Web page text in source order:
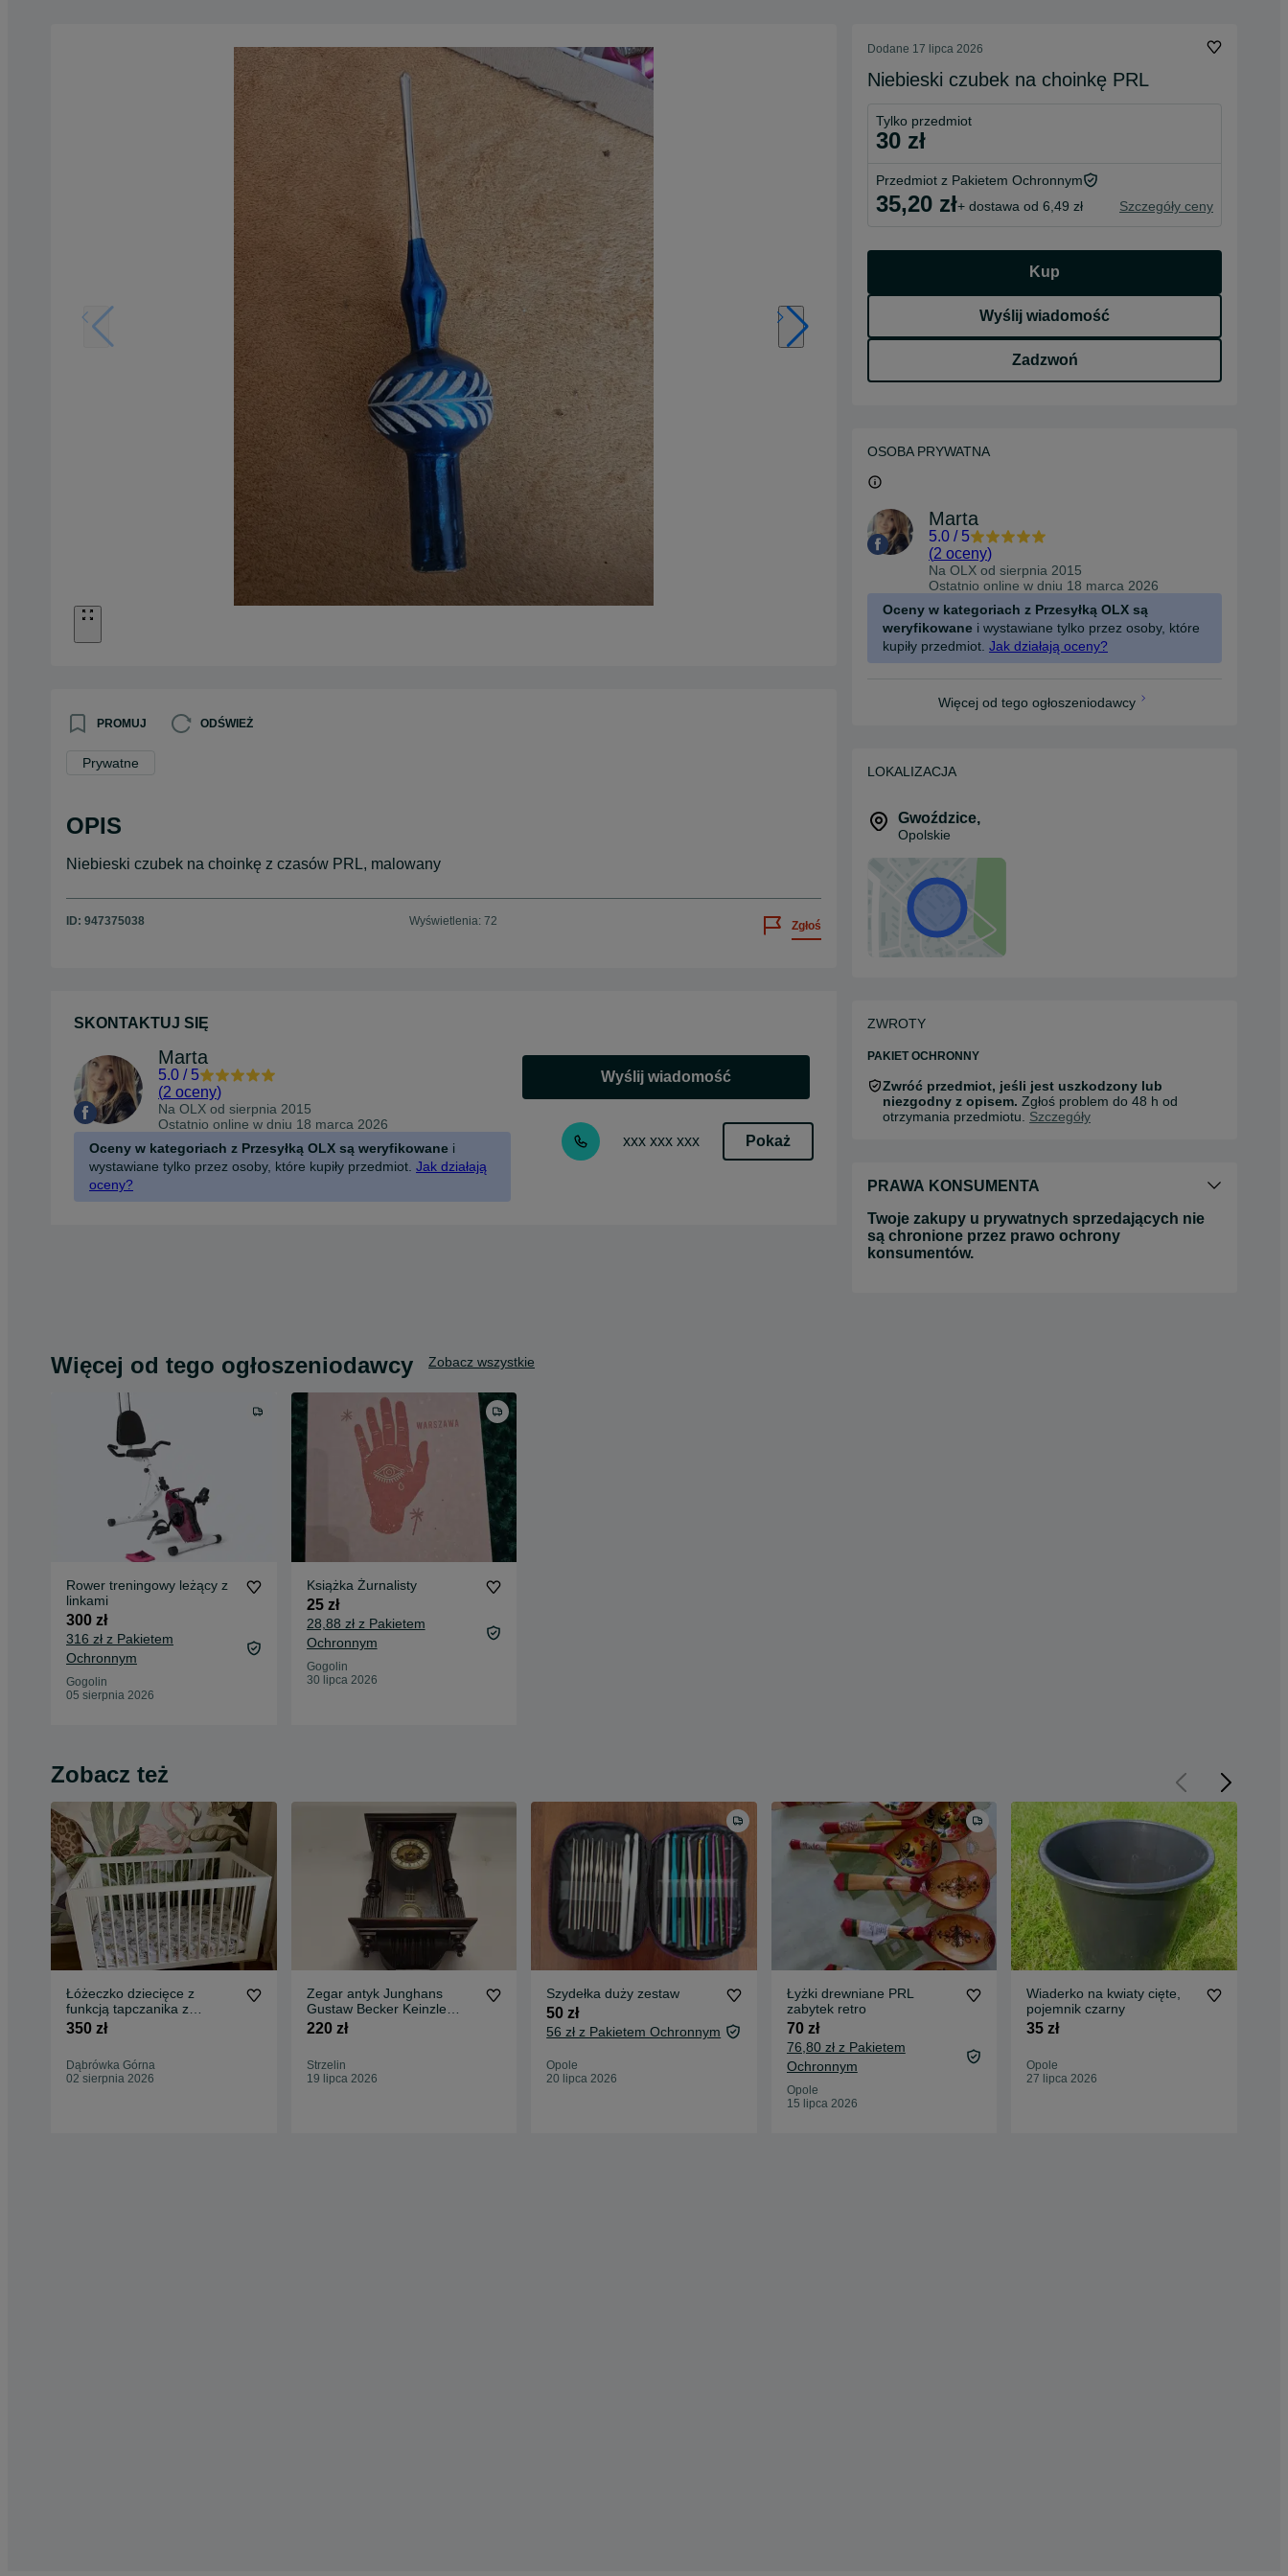
PROMUJ ODŚWIEŻ
Prywatne
OPIS
Niebieski czubek na choinkę z czasów PRL, malowany
ID: 947375038 Wyświetlenia: 72 Zgłoś
SKONTAKTUJ SIĘ
Marta
5.0 / 5
(2 oceny)
Na OLX od sierpnia 2015
Ostatnio online w dniu 18 marca 2026
Oceny w kategoriach z Przesyłką OLX są weryfikowane i
wystawiane tylko przez osoby, które kupiły przedmiot. Jak działają
oceny?
Wyślij wiadomość
xxx xxx xxx Pokaż
Dodane 17 lipca 2026
Niebieski czubek na choinkę PRL
Tylko przedmiot
30 zł
Przedmiot z Pakietem Ochronnym
35,20 zł+ dostawa od 6,49 zł Szczegóły ceny
Kup
Wyślij wiadomość
Zadzwoń
OSOBA PRYWATNA
Marta
5.0 / 5
(2 oceny)
Na OLX od sierpnia 2015
Ostatnio online w dniu 18 marca 2026
Oceny w kategoriach z Przesyłką OLX są
weryfikowane i wystawiane tylko przez osoby, które
kupiły przedmiot. Jak działają oceny?
Więcej od tego ogłoszeniodawcy
LOKALIZACJA
Gwoździce,
Opolskie
ZWROTY
PAKIET OCHRONNY
Zwróć przedmiot, jeśli jest uszkodzony lub
niezgodny z opisem. Zgłoś problem do 48 h od
otrzymania przedmiotu. Szczegóły
PRAWA KONSUMENTA
Twoje zakupy u prywatnych sprzedających nie
są chronione przez prawo ochrony
konsumentów.
Więcej od tego ogłoszeniodawcy Zobacz wszystkie
Rower treningowy leżący z
linkami
300 zł
316 zł z Pakietem
Ochronnym
Gogolin
05 sierpnia 2026
Książka Żurnalisty
25 zł
28,88 zł z Pakietem
Ochronnym
Gogolin
30 lipca 2026
Zobacz też
Łóżeczko dziecięce z
funkcją tapczanika z
materacem
350 zł
Dąbrówka Górna
02 sierpnia 2026
Zegar antyk Junghans
Gustaw Becker Keinzle
FMS HAU
220 zł
Strzelin
19 lipca 2026
Szydełka duży zestaw
50 zł
56 zł z Pakietem Ochronnym
Opole
20 lipca 2026
Łyżki drewniane PRL
zabytek retro
70 zł
76,80 zł z Pakietem
Ochronnym
Opole
15 lipca 2026
Wiaderko na kwiaty cięte,
pojemnik czarny
35 zł
Opole
27 lipca 2026